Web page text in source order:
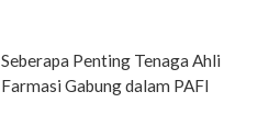
Seberapa Penting Tenaga Ahli
Farmasi Gabung dalam PAFI